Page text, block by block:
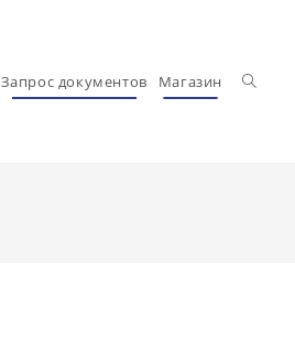
Запрос документов Магазин